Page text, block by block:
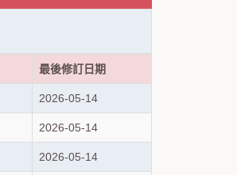
最後修訂日期
2026-05-14
2026-05-14
2026-05-14